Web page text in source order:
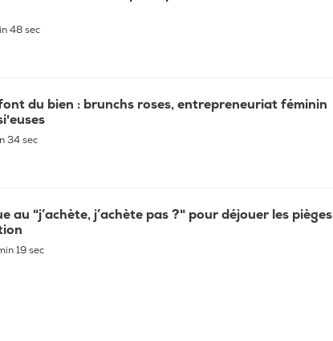
48 sec
du bien : brunchs roses, entrepreneuriat féminin
34 sec
au "j’achète, j’achète pas ?" pour déjouer les pièges
19 sec